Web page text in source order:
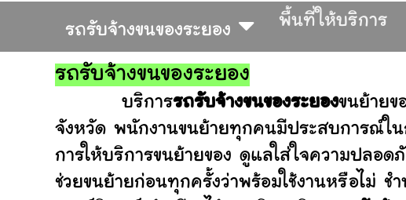
รถรับจ้างขนของระยอง
พื้นที่ให้บริการ
รถรับจ้างขนของระยอง
บริการรถรับจ้างขนของระยองขนย้ายข
จังหวัด พนักงานขนย้ายทุกคนมีประสบการณ์ใน
การให้บริการขนย้ายของ ดูแลใส่ใจความปลอ
ช่วยขนย้ายก่อนทุกครั้งว่าพร้อมใช้งานหรือไม่